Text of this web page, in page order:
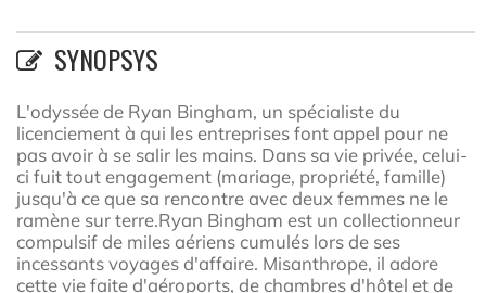
SYNOPSYS
L'odyssée de Ryan Bingham, un spécialiste du
licenciement à qui les entreprises font appel pour ne
pas avoir à se salir les mains. Dans sa vie privée, celui-
ci fuit tout engagement (mariage, propriété, famille)
jusqu'à ce que sa rencontre avec deux femmes ne le
ramène sur terre.Ryan Bingham est un collectionneur
compulsif de miles aériens cumulés lors de ses
incessants voyages d'affaire. Misanthrope, il adore
cette vie faite d'aéroports, de chambres d'hôtel et de